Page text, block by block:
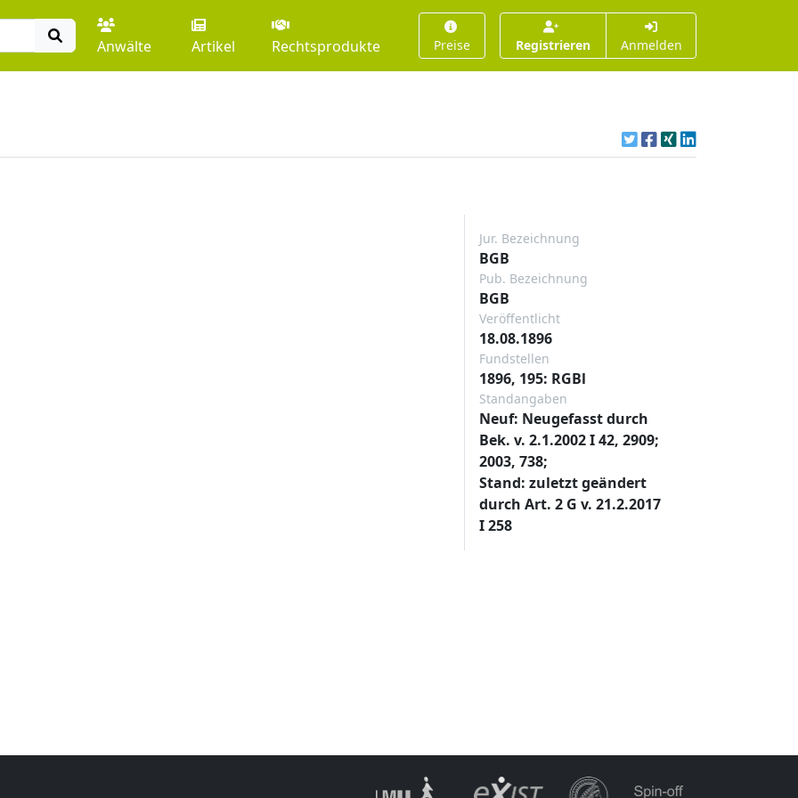
Anwälte Artikel Rechtsprodukte Preise Registrieren Anmelden
Jur. Bezeichnung
BGB
Pub. Bezeichnung
BGB
Veröffentlicht
18.08.1896
Fundstellen
1896, 195: RGBl
Standangaben
Neuf: Neugefasst durch
Bek. v. 2.1.2002 I 42, 2909;
2003, 738;
Stand: zuletzt geändert
durch Art. 2 G v. 21.2.2017
I 258